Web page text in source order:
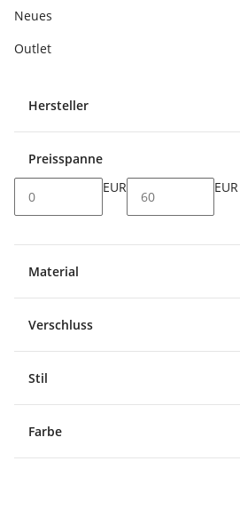
Neues
Outlet
Hersteller
Preisspanne
EUR
EUR
Material
Verschluss
Stil
Farbe